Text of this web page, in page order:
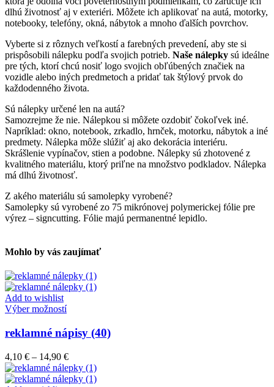
dlhú životnosť aj v exteriéri. Môžete ich aplikovať na autá, motorky,
notebooky, telefóny, okná, nábytok a mnoho ďalších povrchov.
Vyberte si z rôznych veľkostí a farebných prevedení, aby ste si
prispôsobili nálepku podľa svojich potrieb. Naše nálepky sú ideálne
pre tých, ktorí chcú nosiť logo svojich obľúbených značiek na
vozidle alebo iných predmetoch a pridať tak štýlový prvok do
každodenného života.
Sú nálepky určené len na autá?
Samozrejme že nie. Nálepkou si môžete ozdobiť čokoľvek iné.
Napríklad: okno, notebook, zrkadlo, hrnček, motorku, nábytok a iné
predmety. Nálepka môže slúžiť aj ako dekorácia interiéru.
Skrášlenie vypínačov, stien a podobne. Nálepky sú zhotovené z
kvalitného materiálu, ktorý priľne na množstvo podkladov. Nálepka
má dlhú životnosť.
Z akého materiálu sú samolepky vyrobené?
Samolepky sú vyrobené zo 75 mikrónovej polymerickej fólie pre
výrez – signcutting. Fólie majú permanentné lepidlo.
Mohlo by vás zaujímať
Add to wishlist
Výber možnostíTento
má
viacero
variantov.
Možnosti
si
reklamné nápisy (40)
4,10 € – 14,90 €Price
range:
4,10 €